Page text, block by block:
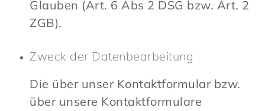
Glauben (Art. 6 Abs 2 DSG bzw. Art. 2
ZGB).
Zweck der Datenbearbeitung
Die über unser Kontaktformular bzw.
über unsere Kontaktformulare